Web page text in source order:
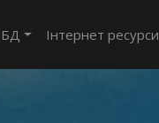
Інтернет ресурси